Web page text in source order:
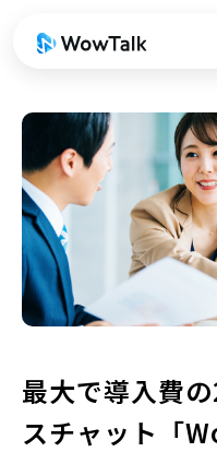
最大で導入費
スチャット「